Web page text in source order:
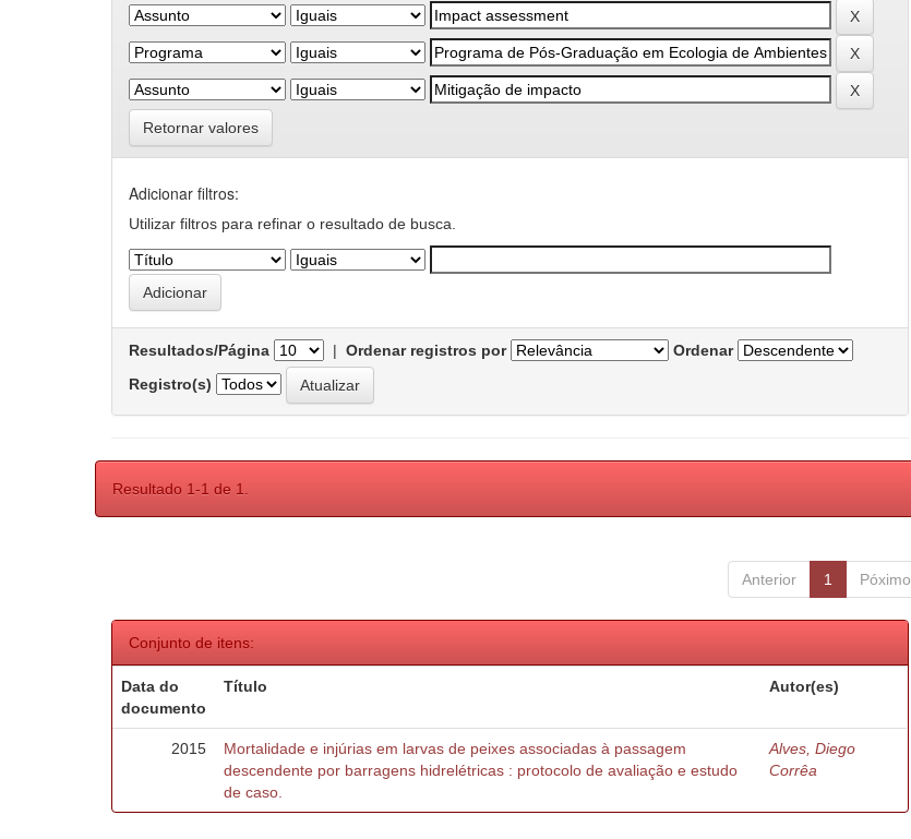
Retornar valores
Adicionar filtros:
Utilizar filtros para refinar o resultado de busca.
Resultados/Página | Ordenar registros por
Ordenar
Registro(s)
Resultado 1-1 de 1.
Anterior 1 Póximo
Conjunto de itens:
Data do
documento
Título Autor(es)
2015
Mortalidade e injúrias em larvas de peixes associadas à passagem
descendente por barragens hidrelétricas : protocolo de avaliação e estudo
de caso.
Alves, Diego
Corrêa